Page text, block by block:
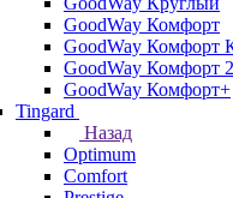
GoodWay Комфорт
GoodWay Комфорт
GoodWay Комфорт 2
GoodWay Комфорт+
Tingard
Назад
Optimum
Comfort